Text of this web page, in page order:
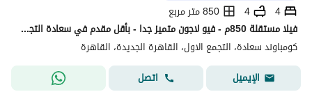
4
4
850 متر مربع
فيلا مستقلة 850م - فيو لاجون متميز جدا - بأقل مقدم في سعادة التجمع الخامس وبسعر منخفض تماما فأحجز مكانك الان - saada new cairo
كومباوند سعادة، التجمع الاول، القاهرة الجديدة، القاهرة
الإيميل
اتصل